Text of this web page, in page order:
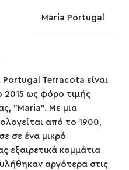
Maria Portugal
Portugal Terracota είναι
2015 ως φόρο τιμής
"Maria". Με μια
από το 1900,
σε ένα μικρό
εξαιρετικά κομμάτια
αργότερα στις